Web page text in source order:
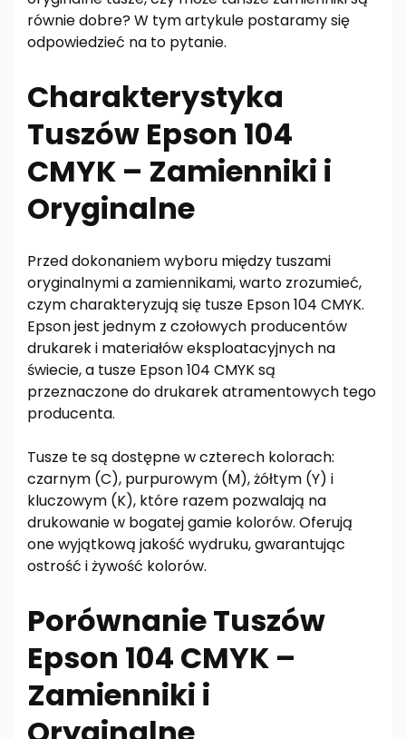
równie dobre? W tym artykule postaramy się
odpowiedzieć na to pytanie.
Charakterystyka
Tuszów Epson 104
CMYK – Zamienniki i
Oryginalne
Przed dokonaniem wyboru między tuszami
oryginalnymi a zamiennikami, warto zrozumieć,
czym charakteryzują się tusze Epson 104 CMYK.
Epson jest jednym z czołowych producentów
drukarek i materiałów eksploatacyjnych na
świecie, a tusze Epson 104 CMYK są
przeznaczone do drukarek atramentowych tego
producenta.
Tusze te są dostępne w czterech kolorach:
czarnym (C), purpurowym (M), żółtym (Y) i
kluczowym (K), które razem pozwalają na
drukowanie w bogatej gamie kolorów. Oferują
one wyjątkową jakość wydruku, gwarantując
ostrość i żywość kolorów.
Porównanie Tuszów
Epson 104 CMYK –
Zamienniki i